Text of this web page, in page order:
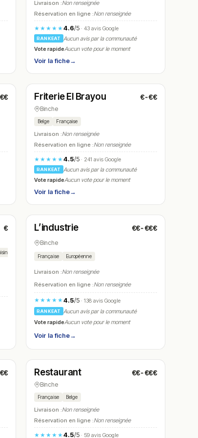
Livraison :Non renseignée
Réservation en ligne :Non renseignée
★★★★★4.6/5 · 43 avis Google
RANKEAT
Aucun avis par la communauté
Vote rapideAucun vote pour le moment
Voir la fiche→
N° 14
Fermé(11:30 – 13:30, 17:00 – 22:00)
Friterie El Brayou €-€€
Binche
Belge Française
Livraison :Non renseignée
Réservation en ligne :Non renseignée
★★★★★4.5/5 · 241 avis Google
RANKEAT
Aucun avis par la communauté
Vote rapideAucun vote pour le moment
Voir la fiche→
€
belge
N° 17
Fermé(12:00 – 13:30, 18:30 – 21:30)
L’industrie €€-€€€
Binche
Française Européenne
Livraison :Non renseignée
Réservation en ligne :Non renseignée
★★★★★4.5/5 · 138 avis Google
RANKEAT
Aucun avis par la communauté
Vote rapideAucun vote pour le moment
Voir la fiche→
N° 20
Fermé(18:30 – 22:30)
Restaurant €€-€€€
Binche
Française Belge
Livraison :Non renseignée
Réservation en ligne :Non renseignée
★★★★★4.5/5 · 59 avis Google